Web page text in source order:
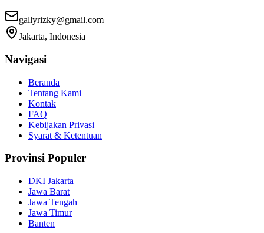
gallyrizky@gmail.com
Jakarta, Indonesia
Navigasi
Beranda
Tentang Kami
Kontak
FAQ
Kebijakan Privasi
Syarat & Ketentuan
Provinsi Populer
DKI Jakarta
Jawa Barat
Jawa Tengah
Jawa Timur
Banten